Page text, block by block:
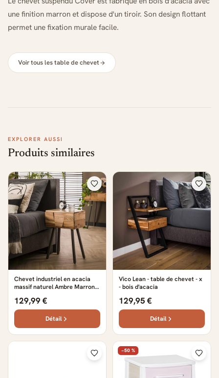
une finition marron et dispose d'un tiroir. Son design flottant
permet une fixation murale facile.
Voir tous les table de chevet
EXPLORER AUSSI
Produits similaires
Chevet industriel en acacia
massif naturel Ambre Marron
129,99 €
Détail
Vico Lean - table de chevet - x
- bois d'acacia
129,95 €
Détail
−50 %